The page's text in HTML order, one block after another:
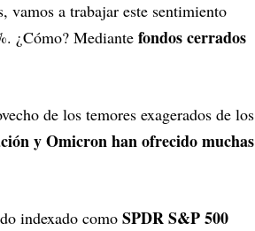
vamos a trabajar este sentimiento
¿Cómo? Mediante fondos cerrados
de los temores exagerados de los
y Omicron han ofrecido muchas
indexado como SPDR S&P 500